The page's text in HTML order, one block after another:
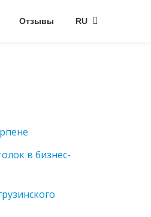
Отзывы RU
в бизнес-